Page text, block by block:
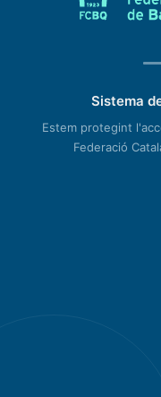
Sistema
Estem protegint
Federació